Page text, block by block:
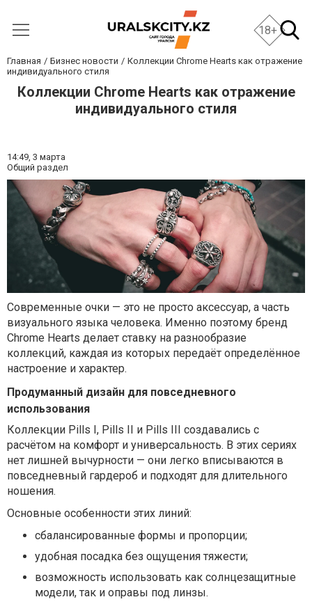
18+
Главная Бизнес новости
Коллекции Chrome Hearts как отражение
индивидуального стиля
Коллекции Chrome Hearts как отражение
индивидуального стиля
14:49, 3 марта
Общий раздел
Современные очки — это не просто аксессуар, а часть
визуального языка человека. Именно поэтому бренд
Chrome Hearts делает ставку на разнообразие
коллекций, каждая из которых передаёт определённое
настроение и характер.
Продуманный дизайн для повседневного
использования
Коллекции Pills I, Pills II и Pills III создавались с
расчётом на комфорт и универсальность. В этих сериях
нет лишней вычурности — они легко вписываются в
повседневный гардероб и подходят для длительного
ношения.
Основные особенности этих линий:
сбалансированные формы и пропорции;
удобная посадка без ощущения тяжести;
возможность использовать как солнцезащитные
модели, так и оправы под линзы.